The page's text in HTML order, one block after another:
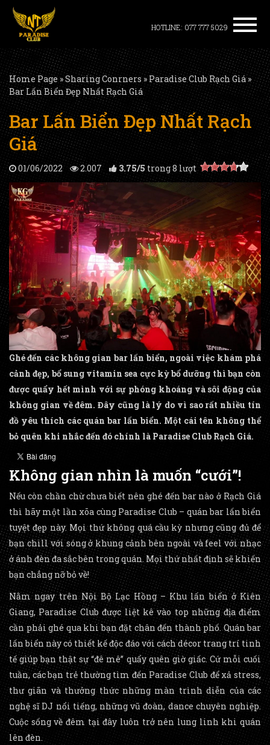
HOTLINE: 077 777 5029
Home Page»Sharing Conrners » Paradise Club Rạch Giá»
Bar Lấn Biển Đẹp Nhất Rạch Giá
Bar Lấn Biển Đẹp Nhất Rạch
Giá
01/06/2022 2.007 3.75/5 trong8 lượt
Ghé đến các không gian bar lấn biển, ngoài việc khám phá
cảnh đẹp, bổ sung vitamin sea cực kỳ bổ dưỡng thì bạn còn
được quẩy hết mình với sự phóng khoáng và sôi động của
không gian về đêm. Đây cũng là lý do vì sao rất nhiều tín
đồ yêu thích các quán bar lấn biển. Một cái tên không thể
bỏ quên khi nhắc đến đó chính là Paradise Club Rạch Giá.
Không gian nhìn là muốn “cưới”!
Nếu còn chần chừ chưa biết nên ghé đến bar nào ở Rạch Giá
thì hãy một lần xõa cùng Paradise Club – quán bar lấn biển
tuyệt đẹp này. Mọi thứ không quá cầu kỳ nhưng cũng đủ để
bạn chill với sóng ở khung cảnh bên ngoài và feel với nhạc
ở ánh đèn đa sắc bên trong quán. Mọi thứ nhất định sẽ khiến
bạn chẳng nỡ bỏ về!
Nằm ngay trên Nội Bộ Lạc Hồng – Khu lấn biển ở Kiên
Giang, Paradise Club được liệt kê vào top những địa điểm
cần phải ghé qua khi bạn đặt chân đến thành phố. Quán bar
lấn biển này có thiết kế độc đáo với cách décor trang trí tinh
tế giúp bạn thật sự “đê mê” quẩy quên giờ giấc. Cứ mỗi cuối
tuần, các bạn trẻ thường tìm đến Paradise Club để xả stress,
thư giãn và thưởng thức những màn trình diễn của các
nghệ sĩ DJ nổi tiếng, những vũ đoàn, dance chuyên nghiệp.
Cuộc sống về đêm tại đây luôn trở nên lung linh khi quán
lên đèn.